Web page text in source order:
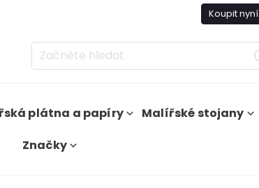
Koupit nyní
plátna a papíry Malířské stojany
Značky